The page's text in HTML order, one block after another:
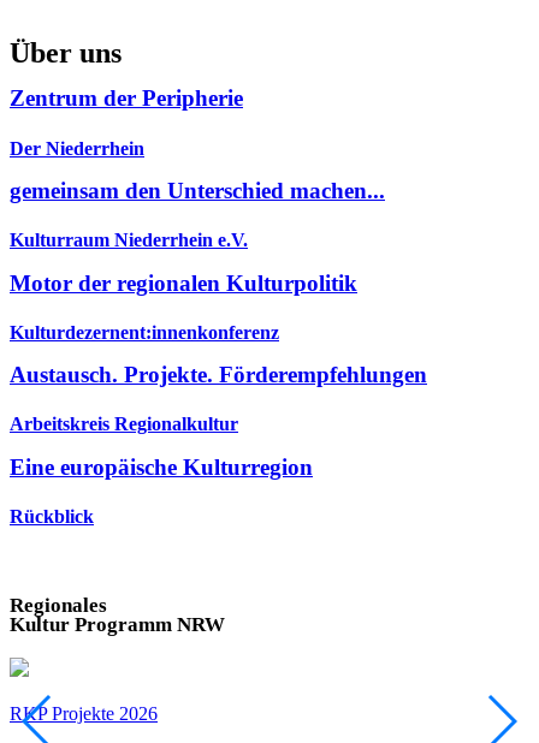
Über uns
Zentrum der Peripherie
Der Niederrhein
gemeinsam den Unterschied machen...
Kulturraum Niederrhein e.V.
Motor der regionalen Kulturpolitik
Kulturdezernent:innenkonferenz
Austausch. Projekte. Förderempfehlungen
Arbeitskreis Regionalkultur
Eine europäische Kulturregion
Rückblick
Regionales
Kultur Programm NRW
RKP Projekte 2026